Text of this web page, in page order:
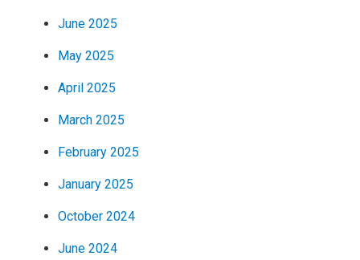
June 2025
May 2025
April 2025
March 2025
February 2025
January 2025
October 2024
June 2024